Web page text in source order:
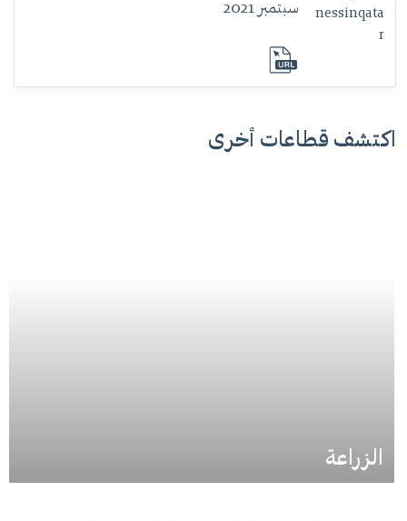
سبتمبر 2021
download
اكتشف قطاعات أخرى
الزراعة